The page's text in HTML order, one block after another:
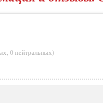
, 0 нейтральных)